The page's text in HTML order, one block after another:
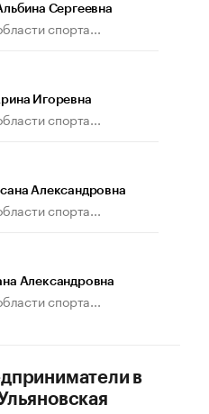
иначе». Как живет глава
Сергеевна
спорта...
Игоревна
спорта...
Александровна
спорта...
Александровна
спорта...
в